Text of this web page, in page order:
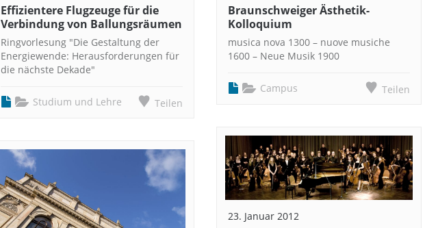
Effizientere Flugzeuge für die
Verbindung von Ballungsräumen
Ringvorlesung "Die Gestaltung der
Energiewende: Herausforderungen für
die nächste Dekade"
Studium und Lehre Teilen
Braunschweiger Ästhetik-
Kolloquium
musica nova 1300 – nuove musiche
1600 – Neue Musik 1900
Campus Teilen
23. Januar 2012